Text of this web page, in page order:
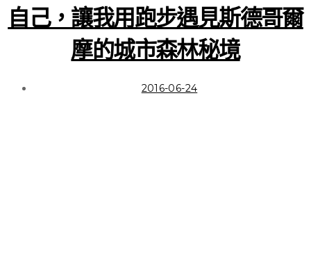
| 行走在日本東北 | 用雙腳
初識福島，這是我的五天
自己，讓我用跑步遇見斯德哥爾
摩的城市森林秘境
2016-06-24